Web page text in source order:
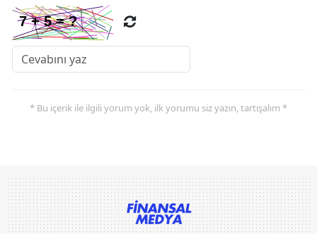
* Bu içerik ile ilgili yorum yok, ilk yorumu siz yazın, tartışalım *